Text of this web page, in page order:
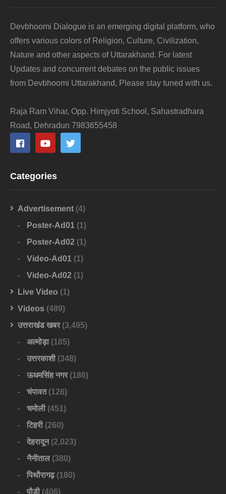
Devbhoomi Dialogue is an emerging digital platform, who
offers various colors of Religion, Culture, Civilization,
Nature and other aspects of Uttarakhand. For latest
Updates and concurrent debates on the public issues
from Devbhoomi Uttarakhand, Please stay tuned with us.
Raja Ram Vihar, Opp. Himjyoti School, Sahastradhara
Road, Dehradun 7983655458
Categories
Advertisement (4)
Poster-Ad01 (1)
Poster-Ad02 (1)
Video-Ad01 (1)
Video-Ad02 (1)
Live Video (1)
Videos (489)
उत्तराखंड खबर(3,495)
अल्मोड़ा(185)
उत्तरकाशी(348)
ऊधमसिंह नगर(186)
चंपावत(126)
चमोली(451)
टिहरी(260)
देहरादून(2,023)
नैनीताल(380)
पिथौरागढ़(180)
पौड़ी(406)